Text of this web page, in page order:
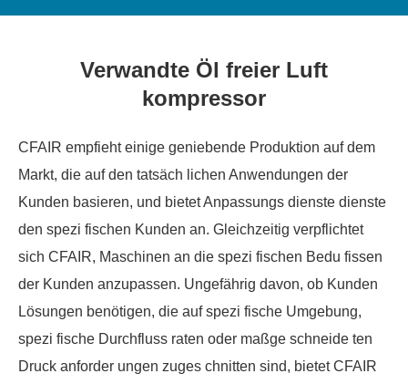
Verwandte Öl freier Luft
kompressor
CFAIR empfieht einige geniebende Produktion auf dem
Markt, die auf den tatsäch lichen Anwendungen der
Kunden basieren, und bietet Anpassungs dienste dienste
den spezi fischen Kunden an. Gleichzeitig verpflichtet
sich CFAIR, Maschinen an die spezi fischen Bedu fissen
der Kunden anzupassen. Ungefährig davon, ob Kunden
Lösungen benötigen, die auf spezi fische Umgebung,
spezi fische Durchfluss raten oder maßge schneide ten
Druck anforder ungen zuges chnitten sind, bietet CFAIR